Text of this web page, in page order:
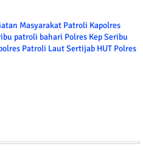
Masyarakat Patroli Kapolres
patroli bahari Polres Kep Seribu
Patroli LautSertijab HUT Polres